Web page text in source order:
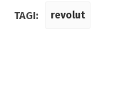
TAGI: revolut